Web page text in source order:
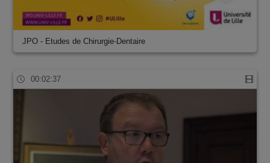
JPO - Etudes de Chirurgie-Dentaire
00:02:37